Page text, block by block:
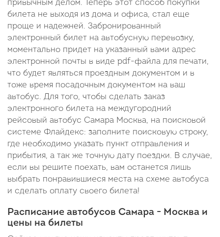
привычным делом. Теперь этот способ покупки
билета не выходя из дома и офиса, стал еще
проще и надежней. Забронированный
электронный билет на автобусную перевозку,
моментально придет на указанный вами адрес
электронной почты в виде pdf-файла для печати,
что будет являться проездным документом и в
тоже время посадочным документом на ваш
автобус. Для того, чтобы сделать заказ
электронного билета на междугородний
рейсовый автобус Самара Москва, на поисковой
системе Флайдекс: заполните поисковую строку,
где необходимо указать пункт отправления и
прибытия, а так же точную дату поездки. В случае,
если вы решите поехать, вам останется лишь
выбрать понравившиеся места на схеме автобуса
и сделать оплату своего билета!
Расписание автобусов Самара - Москва и
цены на билеты